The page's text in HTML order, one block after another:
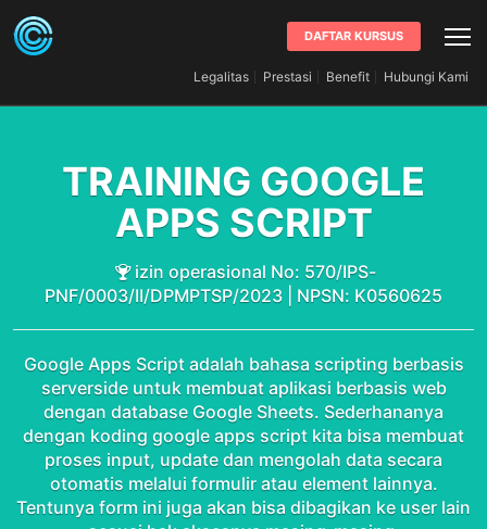
DAFTAR KURSUS
Legalitas Prestasi Benefit Hubungi Kami
TRAINING GOOGLE
APPS SCRIPT
izin operasional No: 570/IPS-
PNF/0003/II/DPMPTSP/2023 | NPSN: K0560625
Google Apps Script adalah bahasa scripting berbasis
serverside untuk membuat aplikasi berbasis web
dengan database Google Sheets. Sederhananya
dengan koding google apps script kita bisa membuat
proses input, update dan mengolah data secara
otomatis melalui formulir atau element lainnya.
Tentunya form ini juga akan bisa dibagikan ke user lain